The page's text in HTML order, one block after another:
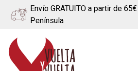
Envío GRATUITO a partir de
Península
Ir
a
Ir
al
contenido